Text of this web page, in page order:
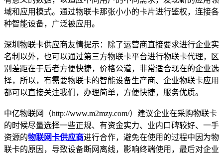
域和应用模式。通过物联卡那张小小的卡片进行鉴权，连接各
种智能设备，广泛被应用。
深圳物联卡供应商友情提示：除了运营商直接要求进行企业实
名制以外，也可以通过第三方物联卡平台进行物联卡代理，区
别差距在于后者方便快捷，价格公道，非常适合现在的企业选
择，所以，有需要物联卡的智能设备生产商、企业物联卡应用
都可以直接关注我们，办理简单，方便快捷，服务优质。
中亿物联网（http://www.m2mzy.com/）建议企业在采购物联卡
的时候尽量选择一些正规、有资金实力、业内口碑较好、一手
资源的物联网卡供应商进行合作，避免在使用的过程中因为物
联卡的原因，导致设备断网离线，影响终端使用，最后对企业